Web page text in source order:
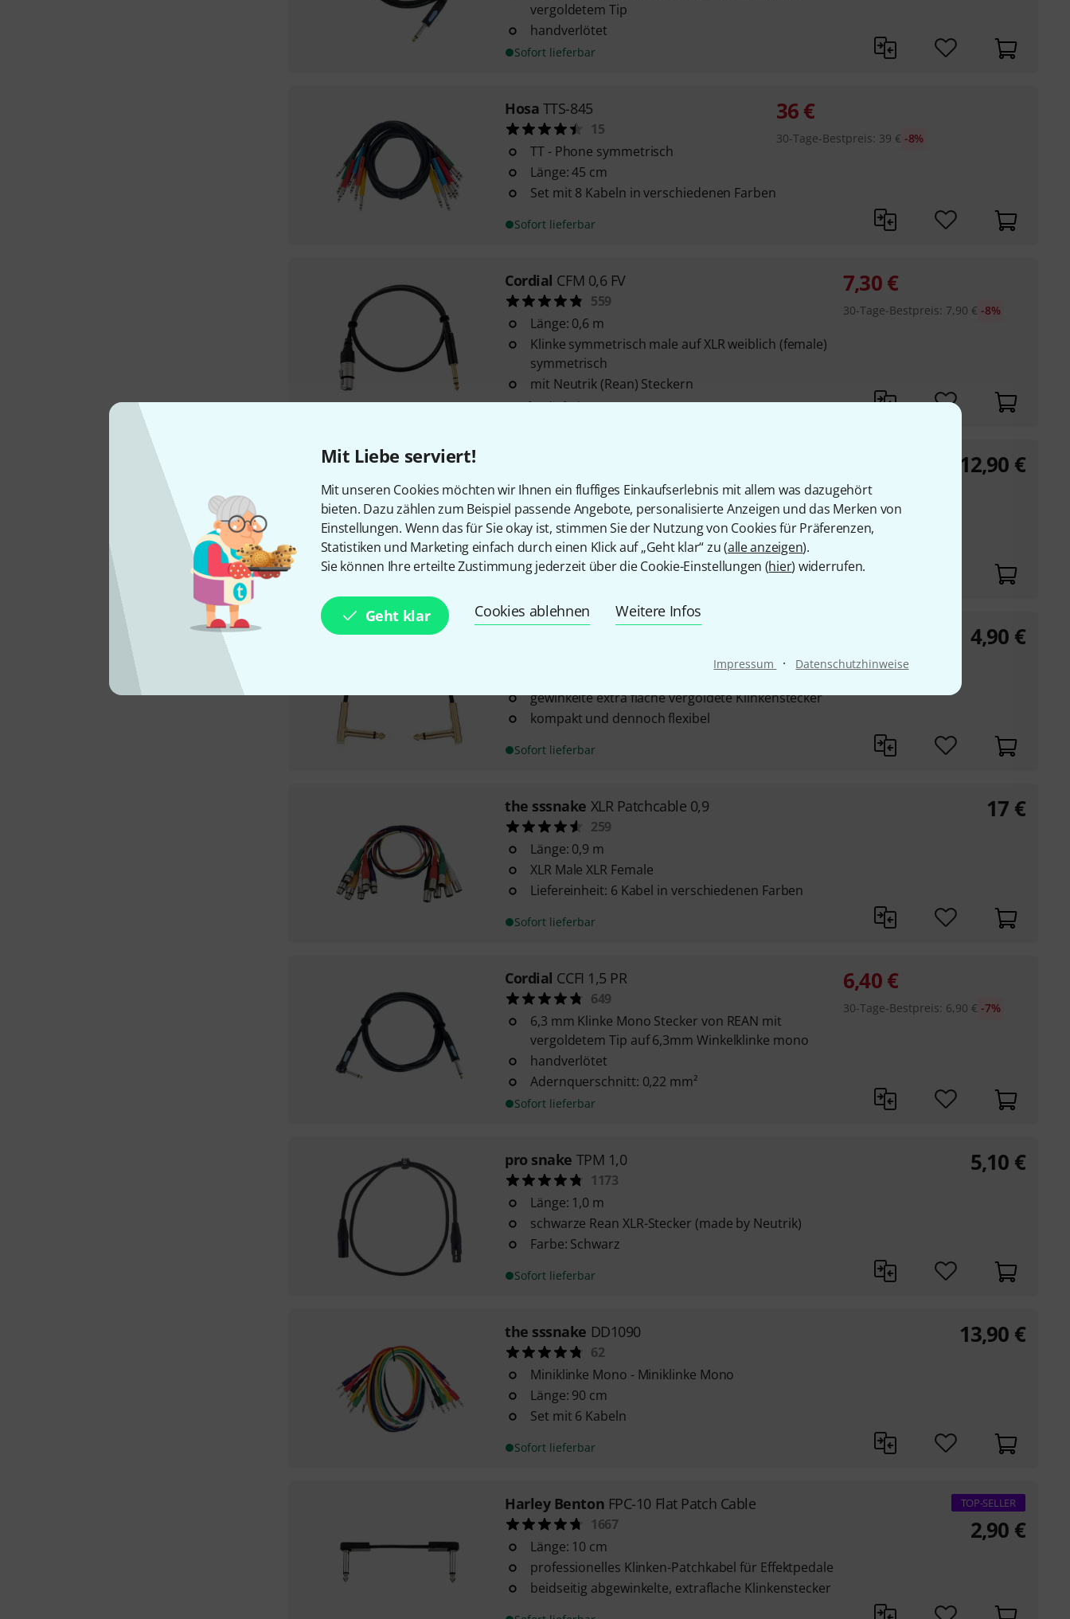
Mit Liebe serviert!
Mit unseren Cookies möchten wir Ihnen ein fluffiges Einkaufserlebnis mit allem was dazugehört
bieten. Dazu zählen zum Beispiel passende Angebote, personalisierte Anzeigen und das Merken von
Einstellungen. Wenn das für Sie okay ist, stimmen Sie der Nutzung von Cookies für Präferenzen,
Statistiken und Marketing einfach durch einen Klick auf „Geht klar“ zu (alle anzeigen).
Sie können Ihre erteilte Zustimmung jederzeit über die Cookie-Einstellungen (hier) widerrufen.
Geht klar Cookies ablehnen Weitere Infos
Impressum · Datenschutzhinweise
vergoldetem Tip
handverlötet
Sofort lieferbar
Hosa TTS-845
15
TT - Phone symmetrisch
Länge: 45 cm
Set mit 8 Kabeln in verschiedenen Farben
Sofort lieferbar
36€
30-Tage-Bestpreis: 39 € -8%
Cordial CFM 0,6 FV
559
Länge: 0,6 m
Klinke symmetrisch male auf XLR weiblich (female)
symmetrisch
mit Neutrik (Rean) Steckern
Sofort lieferbar
7,30€
30-Tage-Bestpreis: 7,90 € -8%
474
Miniklinke Mono auf Miniklinke Mono
Länge: 60 cm
Set mit 6 Kabeln
Sofort lieferbar
12,90 €
gewinkelte extra flache vergoldete Klinkenstecker
kompakt und dennoch flexibel
Sofort lieferbar
4,90 €
the sssnake XLR Patchcable 0,9
259
Länge: 0,9 m
XLR Male XLR Female
Liefereinheit: 6 Kabel in verschiedenen Farben
Sofort lieferbar
17 €
Cordial CCFI 1,5 PR
649
6,3 mm Klinke Mono Stecker von REAN mit
vergoldetem Tip auf 6,3mm Winkelklinke mono
handverlötet
Adernquerschnitt: 0,22 mm²
Sofort lieferbar
6,40€
30-Tage-Bestpreis: 6,90 € -7%
pro snake TPM 1,0
1173
Länge: 1,0 m
schwarze Rean XLR-Stecker (made by Neutrik)
Farbe: Schwarz
Sofort lieferbar
5,10 €
the sssnake DD1090
62
Miniklinke Mono - Miniklinke Mono
Länge: 90 cm
Set mit 6 Kabeln
Sofort lieferbar
13,90 €
Harley Benton FPC-10 Flat Patch Cable
1667
Länge: 10 cm
professionelles Klinken-Patchkabel für Effektpedale
beidseitig abgewinkelte, extraflache Klinkenstecker
TOP-SELLER
2,90 €